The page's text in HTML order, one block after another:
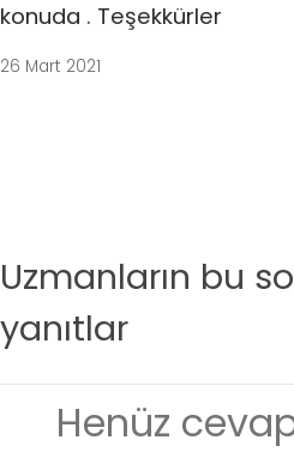
konuda . Teşekkürler
26 Mart 2021
Uzmanların bu
yanıtlar
Henüz